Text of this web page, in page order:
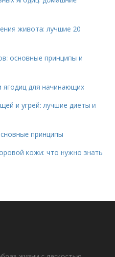
живота: лучшие 20
основные принципы и
ягодиц для начинающих
и угрей: лучшие диеты и
принципы
кожи: что нужно знать